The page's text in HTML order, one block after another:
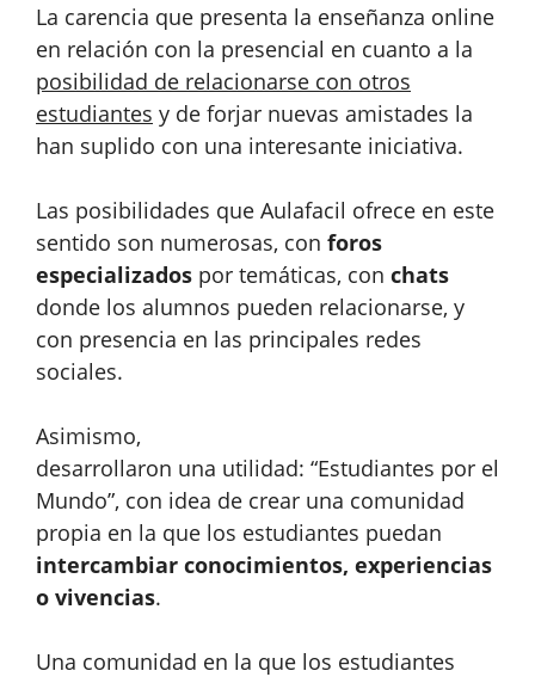
La carencia que presenta la enseñanza online
en relación con la presencial en cuanto a la
posibilidad de relacionarse con otros
estudiantes y de forjar nuevas amistades la
han suplido con una interesante iniciativa.
Las posibilidades que Aulafacil ofrece en este
sentido son numerosas, con foros
especializados por temáticas, con chats
donde los alumnos pueden relacionarse, y
con presencia en las principales redes
sociales.
Asimismo,
desarrollaron una utilidad: “Estudiantes por el
Mundo”, con idea de crear una comunidad
propia en la que los estudiantes puedan
intercambiar conocimientos, experiencias
o vivencias.
Una comunidad en la que los estudiantes